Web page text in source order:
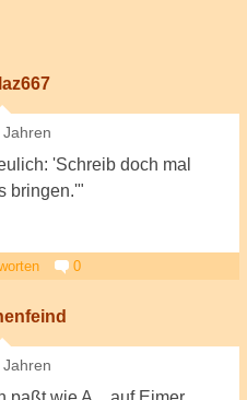
Jahren
'Schreib doch mal
bringen.'"
0
Jahren